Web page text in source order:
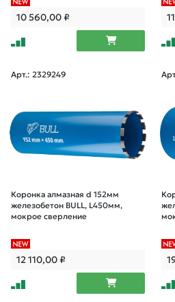
10 560,00₽
Арт.: 2329249
Коронка алмазная d 152мм
железобетон BULL, L450мм,
мокрое сверление
12 110,00₽